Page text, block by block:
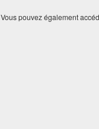
Vous pouvez également